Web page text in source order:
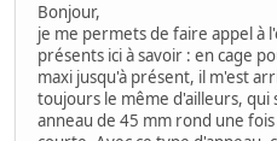
Bonjour,
je me permets de faire appel à
présents ici à savoir : en cage
maxi jusqu'à présent, il m'est
toujours le même d'ailleurs, qui
anneau de 45 mm rond une